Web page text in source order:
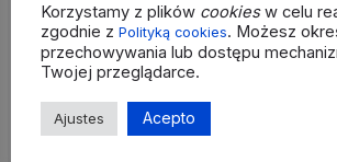
Korzystamy z plików cookiesw celu
zgodnie z Polityką cookies. Możesz
przechowywania lub dostępu
Twojej przeglądarce.
Ajustes Acepto